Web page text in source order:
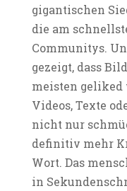
gigantischen
die am
Communitys.
gezeigt, dass
meisten geliked
Videos, Texte
nicht nur
definitiv mehr
Wort. Das
in